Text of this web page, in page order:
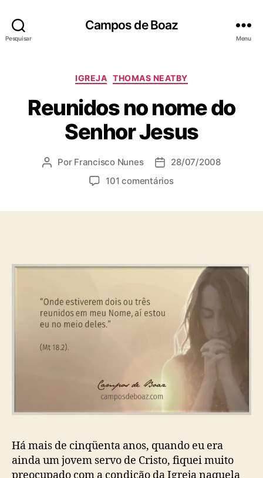
Pesquisar
Campos de Boaz
Menu
C
t
e
g
o
i
a
IGREJA THOMAS NEATBY
Reunidos no nome do
Senhor Jesus
A
r
o
Por Francisco Nunes
D
a
d
b
a
28/07/2008
101 comentáriose
d
n
o
m
S
h
o
Há mais de cinqüenta anos, quando eu era
ainda um jovem servo de Cristo, fiquei muito